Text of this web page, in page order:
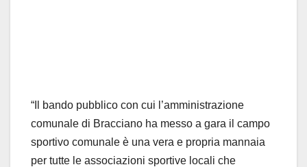
“Il bando pubblico con cui l’amministrazione
comunale di Bracciano ha messo a gara il campo
sportivo comunale è una vera e propria mannaia
per tutte le associazioni sportive locali che